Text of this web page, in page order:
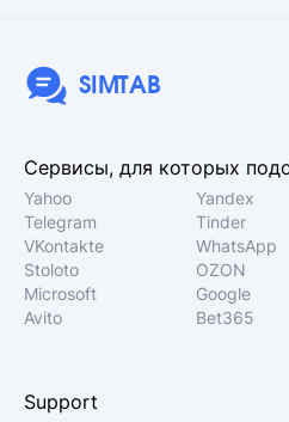
SIMTAB
Сервисы, для которых
Yahoo Yandex
Telegram
Tinder
VKontakte
WhatsApp
Stoloto
OZON
Microsoft
Google
Avito
Bet365
Support